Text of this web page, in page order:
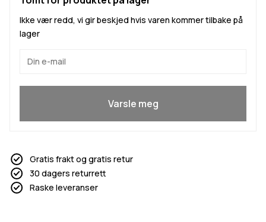
Ikke vær redd, vi gir beskjed hvis varen kommer tilbake på
lager
Varsle meg
Gratis frakt og gratis retur
30 dagers returrett
Raske leveranser